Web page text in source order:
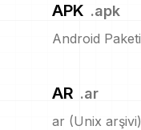
APK .apk
Android Paketi
AR .ar
ar (Unix arşivi)